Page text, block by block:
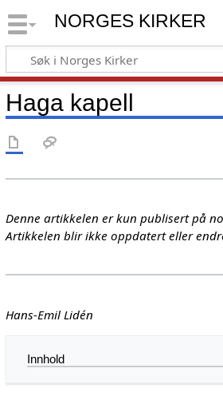
NORGES KIRKER
Haga kapell
Denne artikkelen er kun publisert på
Artikkelen blir ikke oppdatert eller
Hans-Emil Lidén
Innhold